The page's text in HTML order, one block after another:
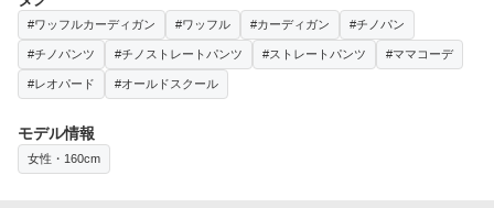
#ワッフルカーディガン #ワッフル #カーディガン #チノパン
#チノパンツ #チノストレートパンツ #ストレートパンツ #ママコーデ
#レオパード #オールドスクール
モデル情報
女性・160cm